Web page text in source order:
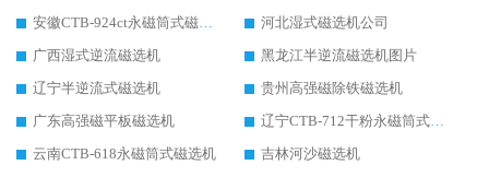
安徽CTB-924ct永磁筒式磁选机
河北湿式磁选机公司
广西湿式逆流磁选机
黑龙江半逆流磁选机图片
辽宁半逆流式磁选机
贵州高强磁除铁磁选机
广东高强磁平板磁选机
辽宁CTB-712干粉永磁筒式磁选机
云南CTB-618永磁筒式磁选机
吉林河沙磁选机